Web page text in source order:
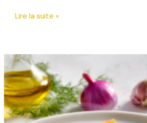
Faux-
à
base
de
limonade
de
miel
Lire la suite »